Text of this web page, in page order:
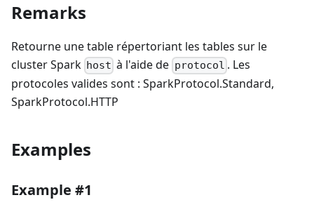
Remarks
Retourne une table répertoriant les tables sur le
cluster Spark host à l'aide de protocol . Les
protocoles valides sont : SparkProtocol.Standard,
SparkProtocol.HTTP
Examples
Example #1